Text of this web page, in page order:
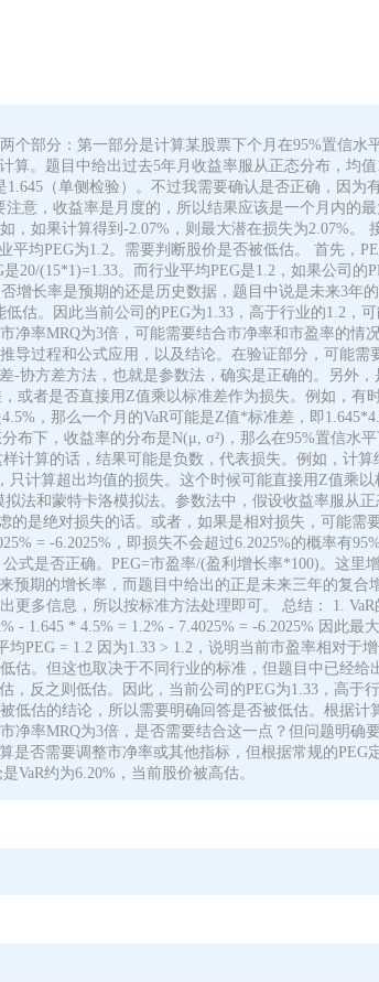
个部分：第一部分是计算某股票下个月在95%置信
算。题目中给出过去5年月收益率服从正态分布，均
（单侧检验）。不过我需要确认是否正确，因为
意，收益率是月度的，所以结果应该是一个月内的
，如果计算得到-2.07%，则最大潜在损失为2.07%。
平均PEG为1.2。需要判断股价是否被低估。 首先，
20/(15*1)=1.33。而行业平均PEG是1.2，如果公司
增长率是预期的还是历史数据，题目中说是未来3年
估。因此当前公司的PEG为1.33，高于行业的1.2
净率MRQ为3倍，可能需要结合市净率和市盈率的情
导过程和公式应用，以及结论。在验证部分，可能
-协方差方法，也就是参数法，确实是正确的。另外
或者是否直接用Z值乘以标准差作为损失。例如，
，那么一个月的VaR可能是Z值*标准差，即
布下，收益率的分布是N(μ, σ²)，那么在95%置信水
计算的话，结果可能是负数，代表损失。例如，计
只计算超出均值的损失。这个时候可能直接用Z值乘
法和蒙特卡洛模拟法。参数法中，假设收益率服从
是绝对损失的话。或者，如果是相对损失，可能需
= -6.2025%，即损失不会超过6.2025%的概率有
式是否正确。PEG=市盈率/(盈利增长率*100)。这里
预期的增长率，而题目中给出的正是未来三年的复
多信息，所以按标准方法处理即可。 总结： 1.
- 1.645 * 4.5% = 1.2% - 7.4025% = -6.2025% 因此
PEG = 1.2 因为1.33 > 1.2，说明当前市盈率相对
估。但这也取决于不同行业的标准，但题目中已经
，反之则低估。因此，当前公司的PEG为1.33，高
低估的结论，所以需要明确回答是否被低估。根据
净率MRQ为3倍，是否需要结合这一点？但问题明
是否需要调整市净率或其他指标，但根据常规的
VaR约为6.20%，当前股价被高估。